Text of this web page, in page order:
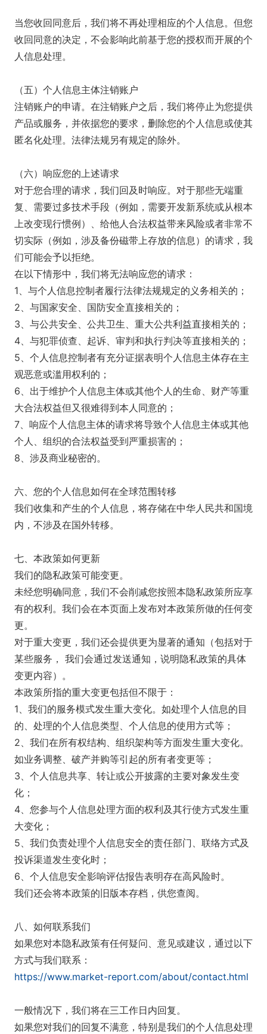
当您收回同意后，我们将不再处理相应的个人信息。但您
收回同意的决定，不会影响此前基于您的授权而开展的个
人信息处理。
（五）个人信息主体注销账户
注销账户的申请。在注销账户之后，我们将停止为您提供
产品或服务，并依据您的要求，删除您的个人信息或使其
匿名化处理。法律法规另有规定的除外。
（六）响应您的上述请求
对于您合理的请求，我们回及时响应。对于那些无端重
复、需要过多技术手段（例如，需要开发新系统或从根本
上改变现行惯例）、给他人合法权益带来风险或者非常不
切实际（例如，涉及备份磁带上存放的信息）的请求，我
们可能会予以拒绝。
在以下情形中，我们将无法响应您的请求：
1、与个人信息控制者履行法律法规规定的义务相关的；
2、与国家安全、国防安全直接相关的；
3、与公共安全、公共卫生、重大公共利益直接相关的；
4、与犯罪侦查、起诉、审判和执行判决等直接相关的；
5、个人信息控制者有充分证据表明个人信息主体存在主
观恶意或滥用权利的；
6、出于维护个人信息主体或其他个人的生命、财产等重
大合法权益但又很难得到本人同意的；
7、响应个人信息主体的请求将导致个人信息主体或其他
个人、组织的合法权益受到严重损害的；
8、涉及商业秘密的。
六、您的个人信息如何在全球范围转移
我们收集和产生的个人信息，将存储在中华人民共和国境
内，不涉及在国外转移。
七、本政策如何更新
我们的隐私政策可能变更。
未经您明确同意，我们不会削减您按照本隐私政策所应享
有的权利。我们会在本页面上发布对本政策所做的任何变
更。
对于重大变更，我们还会提供更为显著的通知（包括对于
某些服务， 我们会通过发送通知，说明隐私政策的具体
变更内容）。
本政策所指的重大变更包括但不限于：
1、我们的服务模式发生重大变化。如处理个人信息的目
的、处理的个人信息类型、个人信息的使用方式等；
2、我们在所有权结构、组织架构等方面发生重大变化。
如业务调整、破产并购等引起的所有者变更等；
3、个人信息共享、转让或公开披露的主要对象发生变
化；
4、您参与个人信息处理方面的权利及其行使方式发生重
大变化；
5、我们负责处理个人信息安全的责任部门、联络方式及
投诉渠道发生变化时；
6、个人信息安全影响评估报告表明存在高风险时。
我们还会将本政策的旧版本存档，供您查阅。
八、如何联系我们
如果您对本隐私政策有任何疑问、意见或建议，通过以下
方式与我们联系：
https://www.market-report.com/about/contact.html
一般情况下，我们将在三工作日内回复。
如果您对我们的回复不满意，特别是我们的个人信息处理